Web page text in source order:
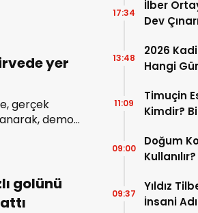
yer
gerçek
demo
golünü
İlber
Dev
17:34
2026
Hangi
13:48
Timuçin
Kimdir?
11:09
Doğum
09:00
Yıldız
İnsani
09:37